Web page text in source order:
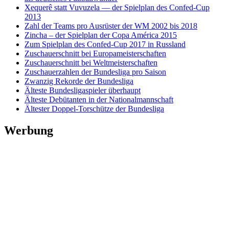
Xequerê statt Vuvuzela — der Spielplan des Confed-Cup
2013
Zahl der Teams pro Ausrüster der WM 2002 bis 2018
Zincha – der Spielplan der Copa América 2015
Zum Spielplan des Confed-Cup 2017 in Russland
Zuschauerschnitt bei Europameisterschaften
Zuschauerschnitt bei Weltmeisterschaften
Zuschauerzahlen der Bundesliga pro Saison
Zwanzig Rekorde der Bundesliga
Älteste Bundesligaspieler überhaupt
Älteste Debütanten in der Nationalmannschaft
Ältester Doppel-Torschütze der Bundesliga
Werbung